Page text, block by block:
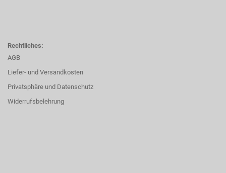
Rechtliches:
AGB
Liefer- und Versandkosten
Privatsphäre und Datenschutz
Widerrufsbelehrung